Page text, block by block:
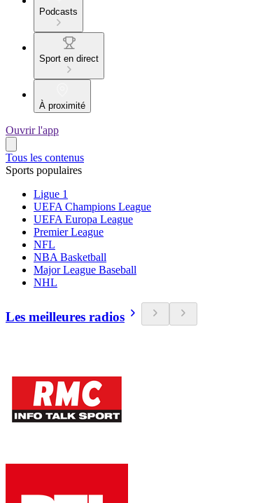
Podcasts
Sport en direct
À proximité
Ouvrir l'app
Tous les contenus
Sports populaires
Ligue 1
UEFA Champions League
UEFA Europa League
Premier League
NFL
NBA Basketball
Major League Baseball
NHL
Les meilleures radios